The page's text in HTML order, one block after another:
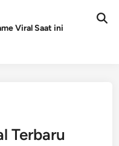
Viral Saat ini
Terbaru